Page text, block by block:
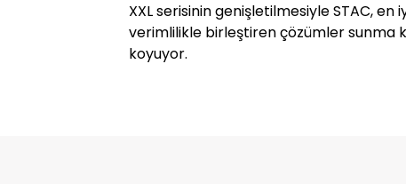
XXL serisinin genişletilmesiyle STAC,
verimlilikle birleştiren çözümler sunma
koyuyor.